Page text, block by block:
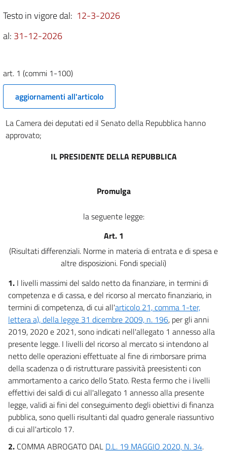
1 (commi 901-1000)
1 (commi 1001-1100)
Approvazione degli stati di previsione
2
12
14
15
16
17
18
19
Allegati
Allegati
Allegato 1
Allegato 2
Testo in vigore dal: 12-3-2026
al: 31-12-2026
art. 1 (commi 1-100)
aggiornamenti all'articolo
La Camera dei deputati ed il Senato della Repubblica hanno
approvato;
IL PRESIDENTE DELLA REPUBBLICA
Promulga
la seguente legge:
Art. 1
(Risultati differenziali. Norme in materia di entrata e di spesa e
altre disposizioni. Fondi speciali)
1. I livelli massimi del saldo netto da finanziare, in termini di
competenza e di cassa, e del ricorso al mercato finanziario, in
termini di competenza, di cui all'articolo 21, comma 1-ter,
lettera a), della legge 31 dicembre 2009, n. 196, per gli anni
2019, 2020 e 2021, sono indicati nell'allegato 1 annesso alla
presente legge. I livelli del ricorso al mercato si intendono al
netto delle operazioni effettuate al fine di rimborsare prima
della scadenza o di ristrutturare passività preesistenti con
ammortamento a carico dello Stato. Resta fermo che i livelli
effettivi dei saldi di cui all'allegato 1 annesso alla presente
legge, validi ai fini del conseguimento degli obiettivi di finanza
pubblica, sono quelli risultanti dal quadro generale riassuntivo
di cui all'articolo 17.
2. COMMA ABROGATO DAL D.L. 19 MAGGIO 2020, N. 34.